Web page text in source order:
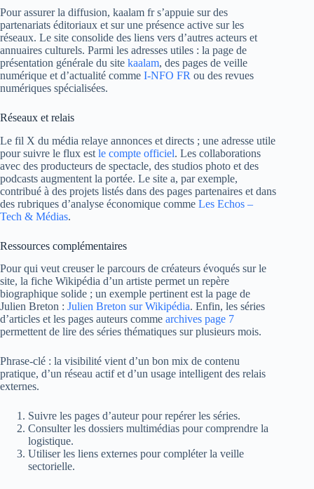
Pour assurer la diffusion, kaalam fr s’appuie sur des
partenariats éditoriaux et sur une présence active sur les
réseaux. Le site consolide des liens vers d’autres acteurs et
annuaires culturels. Parmi les adresses utiles : la page de
présentation générale du site kaalam, des pages de veille
numérique et d’actualité comme I-NFO FR ou des revues
numériques spécialisées.
Réseaux et relais
Le fil X du média relaye annonces et directs ; une adresse utile
pour suivre le flux est le compte officiel. Les collaborations
avec des producteurs de spectacle, des studios photo et des
podcasts augmentent la portée. Le site a, par exemple,
contribué à des projets listés dans des pages partenaires et dans
des rubriques d’analyse économique comme Les Echos –
Tech & Médias.
Ressources complémentaires
Pour qui veut creuser le parcours de créateurs évoqués sur le
site, la fiche Wikipédia d’un artiste permet un repère
biographique solide ; un exemple pertinent est la page de
Julien Breton : Julien Breton sur Wikipédia. Enfin, les séries
d’articles et les pages auteurs comme archives page 7
permettent de lire des séries thématiques sur plusieurs mois.
Phrase-clé : la visibilité vient d’un bon mix de contenu
pratique, d’un réseau actif et d’un usage intelligent des relais
externes.
Suivre les pages d’auteur pour repérer les séries.
Consulter les dossiers multimédias pour comprendre la
logistique.
Utiliser les liens externes pour compléter la veille
sectorielle.